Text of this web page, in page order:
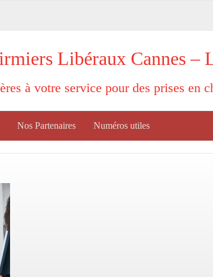
Libéraux Cannes –
à votre service pour des prises en
Nos Partenaires Numéros utiles